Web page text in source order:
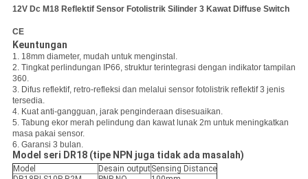
12V Dc M18 Reflektif Sensor Fotolistrik Silinder 3 Kawat Diffuse Switch
CE
Keuntungan
1. 18mm diameter, mudah untuk menginstal.
2. Tingkat perlindungan IP66, struktur terintegrasi dengan indikator tampilan
360.
3. Difus reflektif, retro-refleksi dan melalui sensor fotolistrik reflektif 3 jenis
tersedia.
4. Kuat anti-gangguan, jarak penginderaan disesuaikan.
5. Tabung ekor merah pelindung dan kawat lunak 2m untuk meningkatkan
masa pakai sensor.
6. Garansi 3 bulan.
Model seri DR18 (tipe NPN juga tidak ada masalah)
Model Desain outputSensing Distance